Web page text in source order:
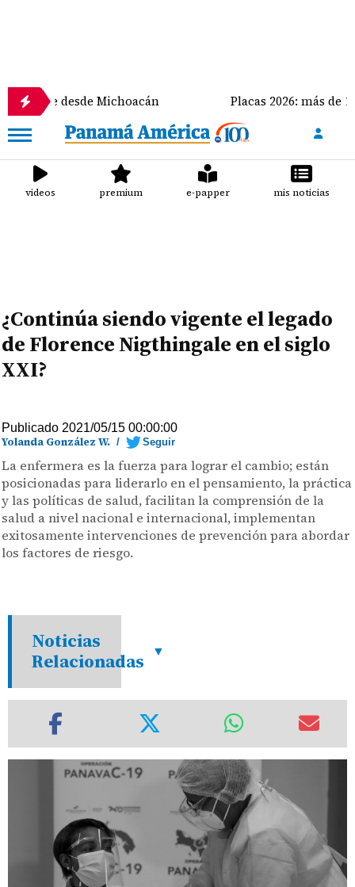
desde Michoacán Placas 2026: más de 125
videos premium e-papper mis noticias
¿Continúa siendo vigente el legado
de Florence Nigthingale en el siglo
XXI?
Publicado 2021/05/15 00:00:00
Yolanda González W. / Seguir
La enfermera es la fuerza para lograr el cambio; están
posicionadas para liderarlo en el pensamiento, la práctica
y las políticas de salud, facilitan la comprensión de la
salud a nivel nacional e internacional, implementan
exitosamente intervenciones de prevención para abordar
los factores de riesgo.
Noticias
Relacionadas